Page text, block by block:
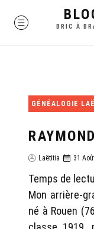
MENU
BRIC À
GÉNÉALOGIE
Laëtitia 31
Temps de
Mon arrière-
né à Rouen